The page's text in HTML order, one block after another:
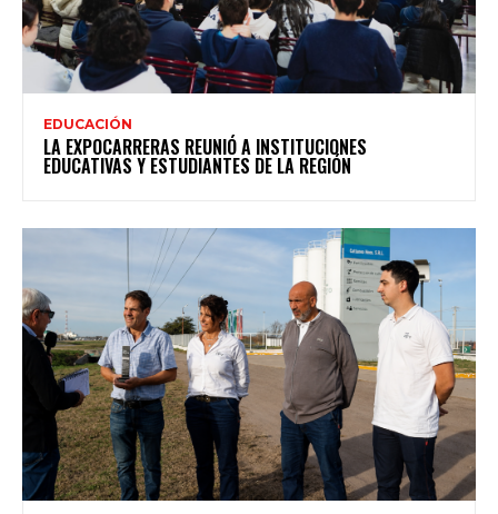
EDUCACIÓN
LA EXPOCARRERAS REUNIÓ A INSTITUCIONES
EDUCATIVAS Y ESTUDIANTES DE LA REGIÓN